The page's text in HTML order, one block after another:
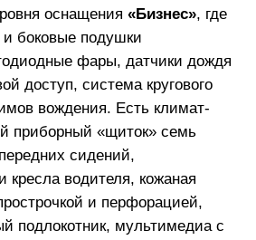
оснащения «Бизнес», где
боковые подушки
фары, датчики дождя
доступ, система кругового
вождения. Есть климат-
приборный «щиток» семь
сидений,
кресла водителя, кожаная
и перфорацией,
подлокотник, мультимедиа с